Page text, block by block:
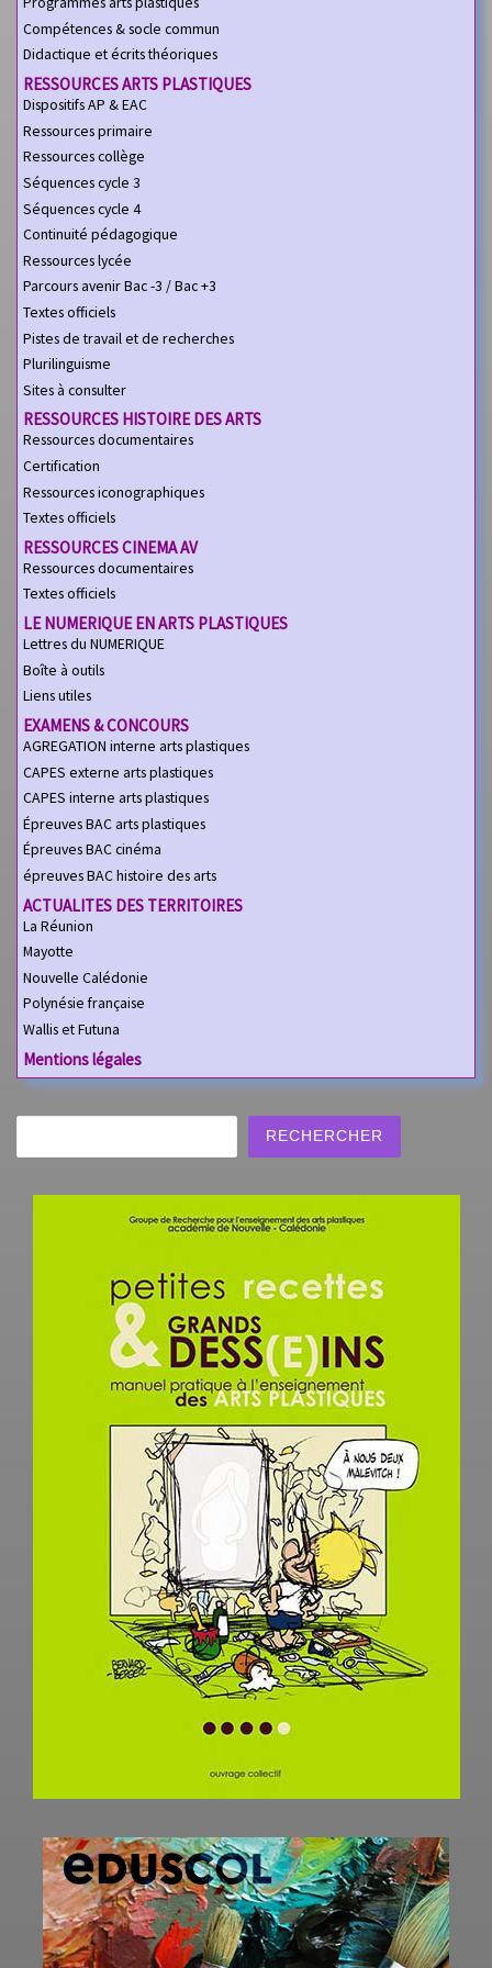
Compétences & socle commun
Didactique et écrits théoriques
RESSOURCES ARTS PLASTIQUES
Dispositifs AP & EAC
Ressources primaire
Ressources collège
Séquences cycle 3
Séquences cycle 4
Continuité pédagogique
Ressources lycée
Parcours avenir Bac -3 / Bac +3
Textes officiels
Pistes de travail et de recherches
Plurilinguisme
Sites à consulter
RESSOURCES HISTOIRE DES ARTS
Ressources documentaires
Certification
Ressources iconographiques
Textes officiels
RESSOURCES CINEMA AV
Ressources documentaires
Textes officiels
LE NUMERIQUE EN ARTS PLASTIQUES
Lettres du NUMERIQUE
Boîte à outils
Liens utiles
EXAMENS & CONCOURS
AGREGATION interne arts plastiques
CAPES externe arts plastiques
CAPES interne arts plastiques
Épreuves BAC arts plastiques
Épreuves BAC cinéma
épreuves BAC histoire des arts
ACTUALITES DES TERRITOIRES
La Réunion
Mayotte
Nouvelle Calédonie
Polynésie française
Wallis et Futuna
Mentions légales
RECHERCHER